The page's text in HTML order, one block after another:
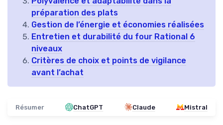
préparation des plats
Gestion de l’énergie et économies réalisées
Entretien et durabilité du four Rational 6
niveaux
Critères de choix et points de vigilance
avant l’achat
Résumer ChatGPT Claude Mistral